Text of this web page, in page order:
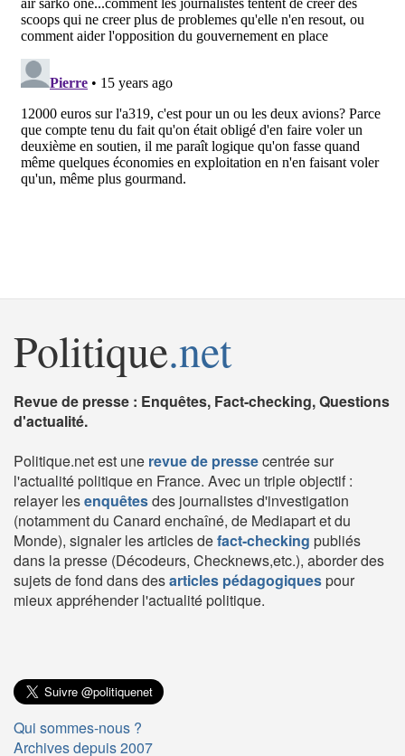
Politique.net
Revue de presse : Enquêtes, Fact-checking, Questions
d'actualité.
Politique.net est une revue de pressecentrée sur
l'actualité politique en France. Avec un triple objectif :
relayer lesenquêtesdes journalistes d'investigation
(notamment du Canard enchaîné, de Mediapart et du
Monde), signaler les articles defact-checking publiés
dans la presse (Décodeurs, Checknews,etc.), aborder des
sujets de fond dans desarticles pédagogiquespour
mieux appréhender l'actualité politique.
Qui sommes-nous ?
Archives depuis 2007